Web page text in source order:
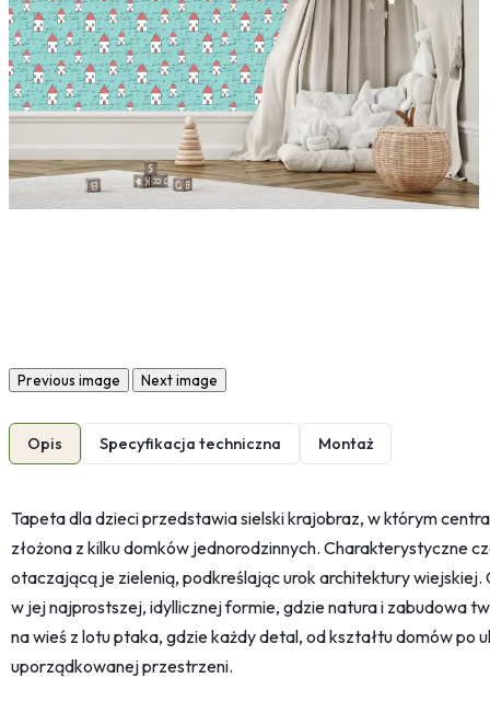
Previous image Next image
Opis Specyfikacja techniczna Montaż
Tapeta dla dzieci przedstawia sielski krajobraz, w którym
złożona z kilku domków jednorodzinnych. Charakterystyczne
otaczającą je zielenią, podkreślając urok architektury
w jej najprostszej, idyllicznej formie, gdzie natura i zabudowa
na wieś z lotu ptaka, gdzie każdy detal, od kształtu domów po
uporządkowanej przestrzeni.